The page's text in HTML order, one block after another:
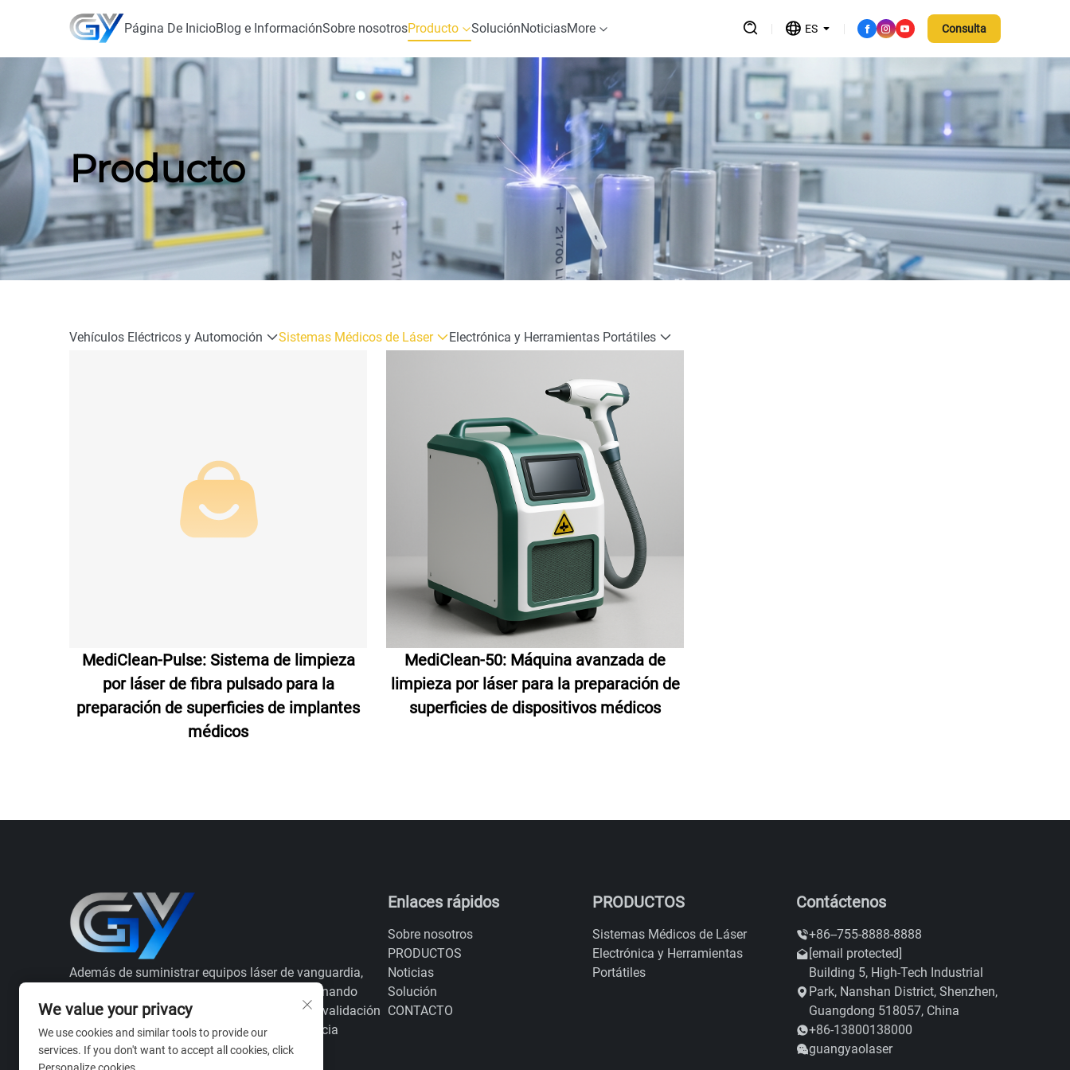
Página De InicioBlog e InformaciónSobre nosotrosProducto SoluciónNoticiasMore ES Consulta
Producto
Vehículos Eléctricos y Automoción Sistemas Médicos de Láser Electrónica y Herramientas Portátiles
MediClean-Pulse: Sistema de limpieza
por láser de fibra pulsado para la
preparación de superficies de implantes
médicos
MediClean-50: Máquina avanzada de
limpieza por láser para la preparación de
superficies de dispositivos médicos
Además de suministrar equipos láser de vanguardia,
actuamos como su aliado estratégico, combinando
conocimientos profundos del sector con una validación
integral del proceso para garantizar la eficiencia
productiva y el cumplimiento normativo.
Enlaces rápidos
Sobre nosotros
PRODUCTOS
Noticias
Solución
CONTACTO
PRODUCTOS
Sistemas Médicos de Láser
Electrónica y Herramientas
Portátiles
Contáctenos
+86--755-8888-8888
[email protected]
Building 5, High-Tech Industrial
Park, Nanshan District, Shenzhen,
Guangdong 518057, China
+86-13800138000
guangyaolaser
We value your privacy
We use cookies and similar tools to provide our
services. If you don't want to accept all cookies, click